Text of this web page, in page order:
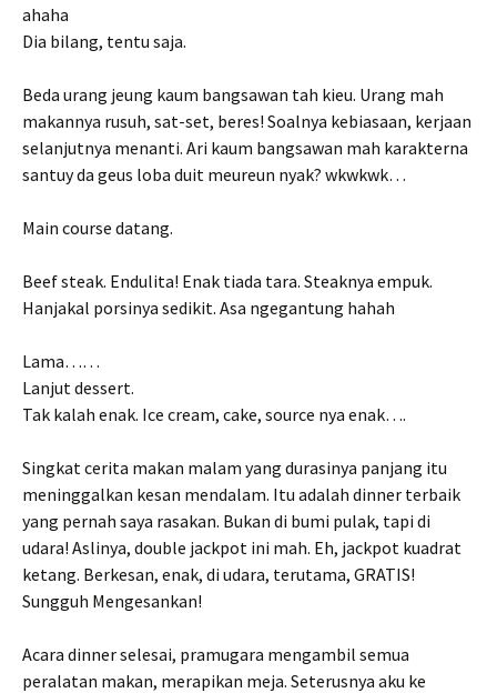
ahaha
Dia bilang, tentu saja.
Beda urang jeung kaum bangsawan tah kieu. Urang mah
makannya rusuh, sat-set, beres! Soalnya kebiasaan, kerjaan
selanjutnya menanti. Ari kaum bangsawan mah karakterna
santuy da geus loba duit meureun nyak? wkwkwk…
Main course datang.
Beef steak. Endulita! Enak tiada tara. Steaknya empuk.
Hanjakal porsinya sedikit. Asa ngegantung hahah
Lama……
Lanjut dessert.
Tak kalah enak. Ice cream, cake, source nya enak….
Singkat cerita makan malam yang durasinya panjang itu
meninggalkan kesan mendalam. Itu adalah dinner terbaik
yang pernah saya rasakan. Bukan di bumi pulak, tapi di
udara! Aslinya, double jackpot ini mah. Eh, jackpot kuadrat
ketang. Berkesan, enak, di udara, terutama, GRATIS!
Sungguh Mengesankan!
Acara dinner selesai, pramugara mengambil semua
peralatan makan, merapikan meja. Seterusnya aku ke